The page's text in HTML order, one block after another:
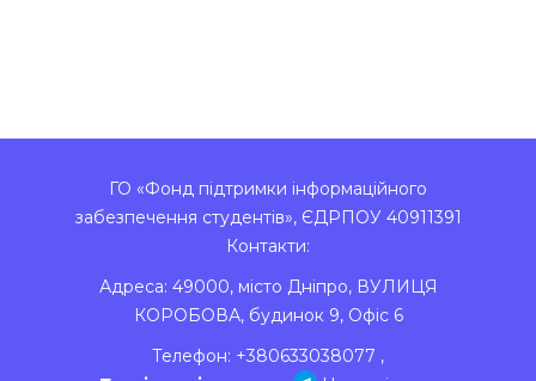
ГО «Фонд підтримки інформаційного
забезпечення студентів», ЄДРПОУ 40911391
Контакти:
Адреса: 49000, місто Дніпро, ВУЛИЦЯ
КОРОБОВА, будинок 9, Офіс 6
Телефон: +380633038077 ,